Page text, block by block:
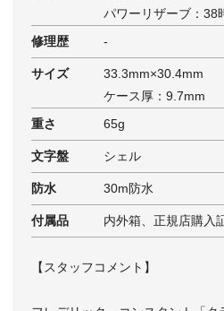
パワーリザーブ：38
修理歴
-
サイズ
33.3mm×30.4mm
ケース厚：9.7mm
重さ
65g
文字盤 シェル
防水 30m防水
付属品 内外箱、正規店購入
【スタッフコメント】